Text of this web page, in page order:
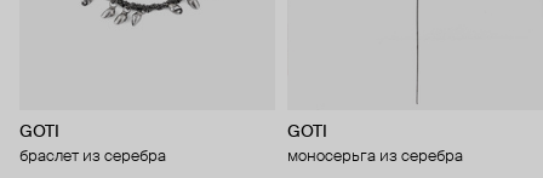
GOTI
браслет из серебра
GOTI
моносерьга из серебра